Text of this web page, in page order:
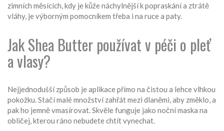
zimních měsících, kdy je kůže náchylnější k popraskání a ztrátě
vláhy, je výborným pomocníkem třeba i na ruce a paty.
Jak Shea Butter používat v péči o pleť
a vlasy?
Nejjednodušší způsob je aplikace přímo na čistou a lehce vlhkou
pokožku. Stačí malé množství zahřát mezi dlaněmi, aby změklo, a
pak ho jemně vmasírovat. Skvěle funguje jako noční maska na
obličej, kterou ráno nebudete chtít vynechat.